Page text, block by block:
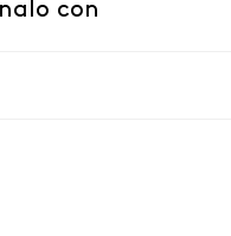
con